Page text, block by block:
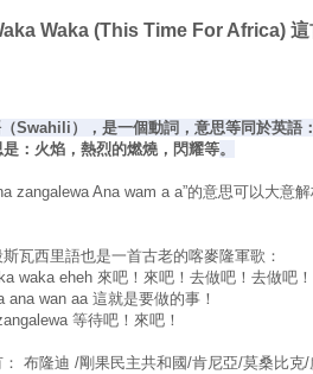
Waka (This Time For Africa)
（Swahili），是一個動詞，意思等同於英
是：火焰，熱烈的燃燒，閃耀等。
zangalewa Ana wam a a”的意思可以大意
瓦西里語也是一首古老的喀麥隆軍歌：
waka eheh 來吧！ 來吧！ 去做吧！ 去做吧！
wan aa 這就是要做的事！
等待吧！ 來吧！
布隆迪 /剛果民主共和國/肯尼亞/莫桑比克/